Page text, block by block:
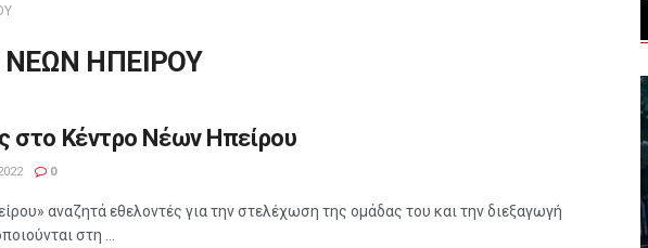
ΗΠΕΙΡΟΥ
στο Κέντρο Νέων Ηπείρου
0
αναζητά εθελοντές για την στελέχωση της ομάδας του και την διεξαγωγή
στη ...